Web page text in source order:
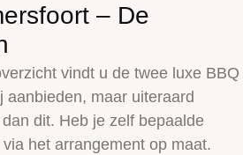
– De
vindt u de twee luxe BBQ
aanbieden, maar uiteraard
dit. Heb je zelf bepaalde
het arrangement op maat.